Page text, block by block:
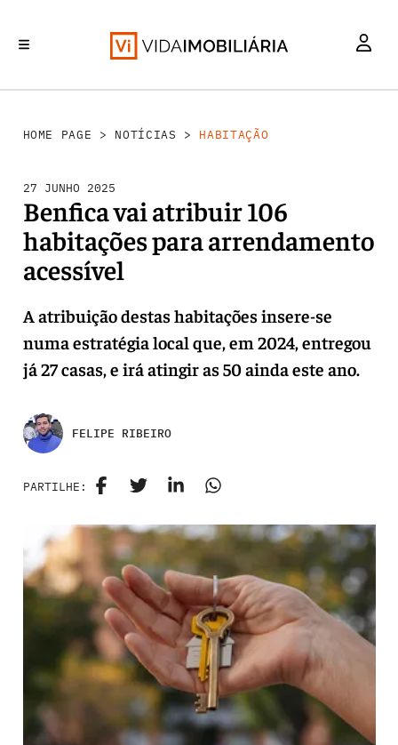
HOME PAGE > NOTÍCIAS > HABITAÇÃO
27 JUNHO 2025
Benfica vai atribuir 106
habitações para arrendamento
acessível
A atribuição destas habitações insere-se
numa estratégia local que, em 2024, entregou
já 27 casas, e irá atingir as 50 ainda este ano.
FELIPE RIBEIRO
PARTILHE: